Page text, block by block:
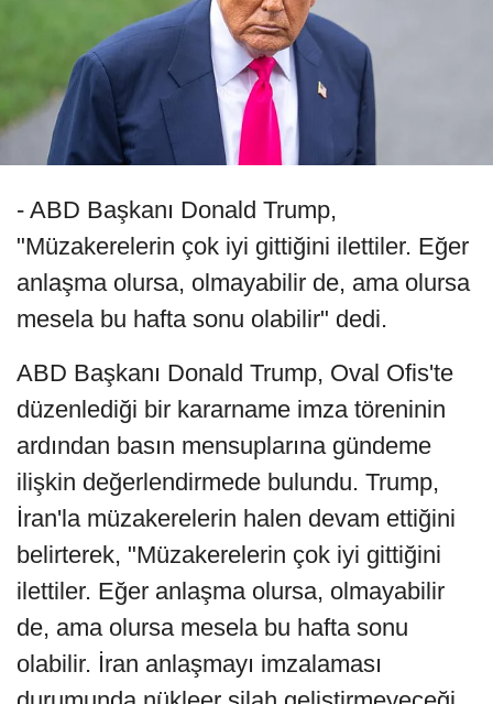
- ABD Başkanı Donald Trump,
"Müzakerelerin çok iyi gittiğini ilettiler. Eğer
anlaşma olursa, olmayabilir de, ama olursa
mesela bu hafta sonu olabilir" dedi.
ABD Başkanı Donald Trump, Oval Ofis'te
düzenlediği bir kararname imza töreninin
ardından basın mensuplarına gündeme
ilişkin değerlendirmede bulundu. Trump,
İran'la müzakerelerin halen devam ettiğini
belirterek, "Müzakerelerin çok iyi gittiğini
ilettiler. Eğer anlaşma olursa, olmayabilir
de, ama olursa mesela bu hafta sonu
olabilir. İran anlaşmayı imzalaması